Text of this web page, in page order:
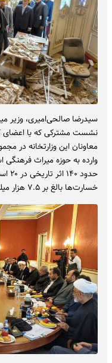
سیدرضا صالحی‌امیری، وزیر
نشست مشترکی که با اعضای
معاونان این وزارتخانه در
وارده به حوزه میراث‌ فرهنگی
خسارت‌ها بالغ بر ۷.۵ هزار میلیارد تومان است.